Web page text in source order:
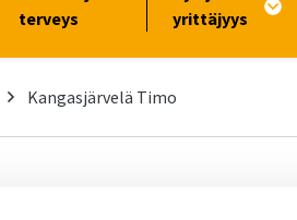
terveys
yrittäjyys
Kangasjärvelä Timo